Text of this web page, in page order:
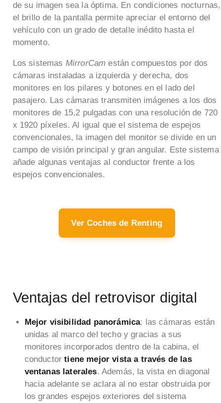
de su imagen sea la óptima. En condiciones nocturnas,
el brillo de la pantalla permite apreciar el entorno del
vehículo con un grado de detalle inédito hasta el
momento.
Los sistemas MirrorCam están compuestos por dos
cámaras instaladas a izquierda y derecha, dos
monitores en los pilares y botones en el lado del
pasajero. Las cámaras transmiten imágenes a los dos
monitores de 15,2 pulgadas con una resolución de 720
x 1920 píxeles. Al igual que el sistema de espejos
convencionales, la imagen del monitor se divide en un
campo de visión principal y gran angular. Este sistema
añade algunas ventajas al conductor frente a los
espejos convencionales.
Ver Coches de Renting
Ventajas del retrovisor digital
Mejor visibilidad panorámica: las cámaras están
unidas al marco del techo y gracias a sus
monitores incorporados dentro de la cabina, el
conductortiene mejor vista a través de las
ventanas laterales. Además, la vista en diagonal
hacia adelante se aclara al no estar obstruida por
los grandes espejos exteriores del sistema